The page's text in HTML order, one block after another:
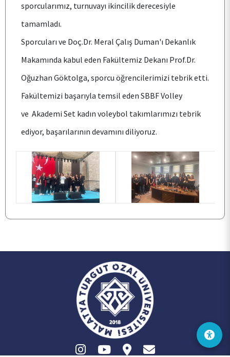
TOPLUMSAL KATKI
E-HİZMET
İLETİŞİM
sporcularımız, turnuvayı ikincilik derecesiyle
tamamladı.
Sporcuları ve Doç.Dr. Meral Çalış Duman'ı Dekanlık
Makamında kabul eden Fakültemiz Dekanı Prof.Dr.
Oğuzhan Göktolga, sporcu öğrencilerimizi tebrik etti.
Fakültemizi başarıyla temsil eden SBBF Volley
ve Akademi Set kadın voleybol takımlarımızı tebrik
ediyor, başarılarının devamını diliyoruz.